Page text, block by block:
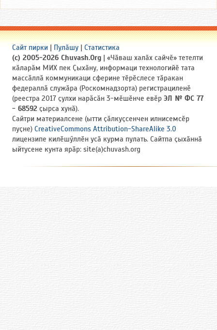
Сайт пирки | Пулӑшу | Статистика
(c) 2005-2026 Chuvash.Org | «Чӑваш халӑх сайчӗ» тетелти
кӑларӑм МИХ пек Ҫыхӑну, информаци технологийӗ тата
массӑллӑ коммуникаци сферине тӗрӗслесе тӑракан
федераллӑ служӑра (Роскомнадзорта) регистрациленӗ
(реестра 2017 ҫулхи нарӑсӑн 3-мӗшӗнче евӗр ЭЛ № ФС 77
- 68592 ҫырса хунӑ).
Сайтри материалсене (ытти ҫӑлкуҫсенчен илнисемсӗр
пуҫне) CreativeCommons Attribution-ShareAlike 3.0
лицензипе килӗшӳллӗн усӑ курма пулать. Сайтпа ҫыхӑннӑ
ыйтусене кунта ярӑр: site(a)chuvash.org